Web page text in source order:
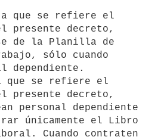
presente decreto,
de la Planilla de
sólo cuando
dependiente.
a que se refiere el
presente decreto,
personal dependiente
únicamente el Libro
Cuando contraten